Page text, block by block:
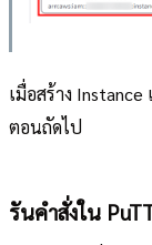
เมื่อสร้าง
ตอนถัดไป
รันคำสั่งใน